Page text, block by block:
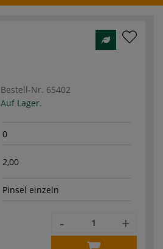
Bestell-Nr. 65402
Auf Lager.
0
2,00
Pinsel einzeln
- +